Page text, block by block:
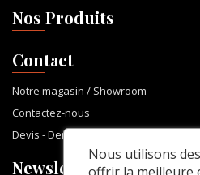
Nos Produits
Contact
Notre magasin / Showroom
Contactez-nous
Devis - Demande d'informations
Newsletter
Nous utilisons